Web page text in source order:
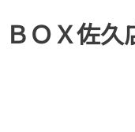
ＯＸ佐久